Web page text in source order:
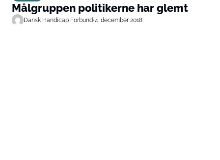
Målgruppen politikerne har glemt
Dansk Handicap Forbund•4. december 2018